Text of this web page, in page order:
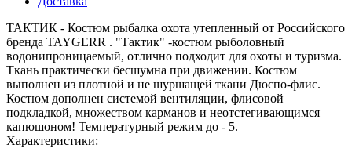
ТАКТИК - Костюм рыбалка охота утепленный от Российского
бренда TAYGERR . "Тактик" -костюм рыболовный
водонипроницаемый, отлично подходит для охоты и туризма.
Ткань практически бесшумна при движении. Костюм
выполнен из плотной и не шуршащей ткани Дюспо-флис.
Костюм дополнен системой вентиляции, флисовой
подкладкой, множеством карманов и неотстегивающимся
капюшоном! Температурный режим до - 5.
Характеристики: